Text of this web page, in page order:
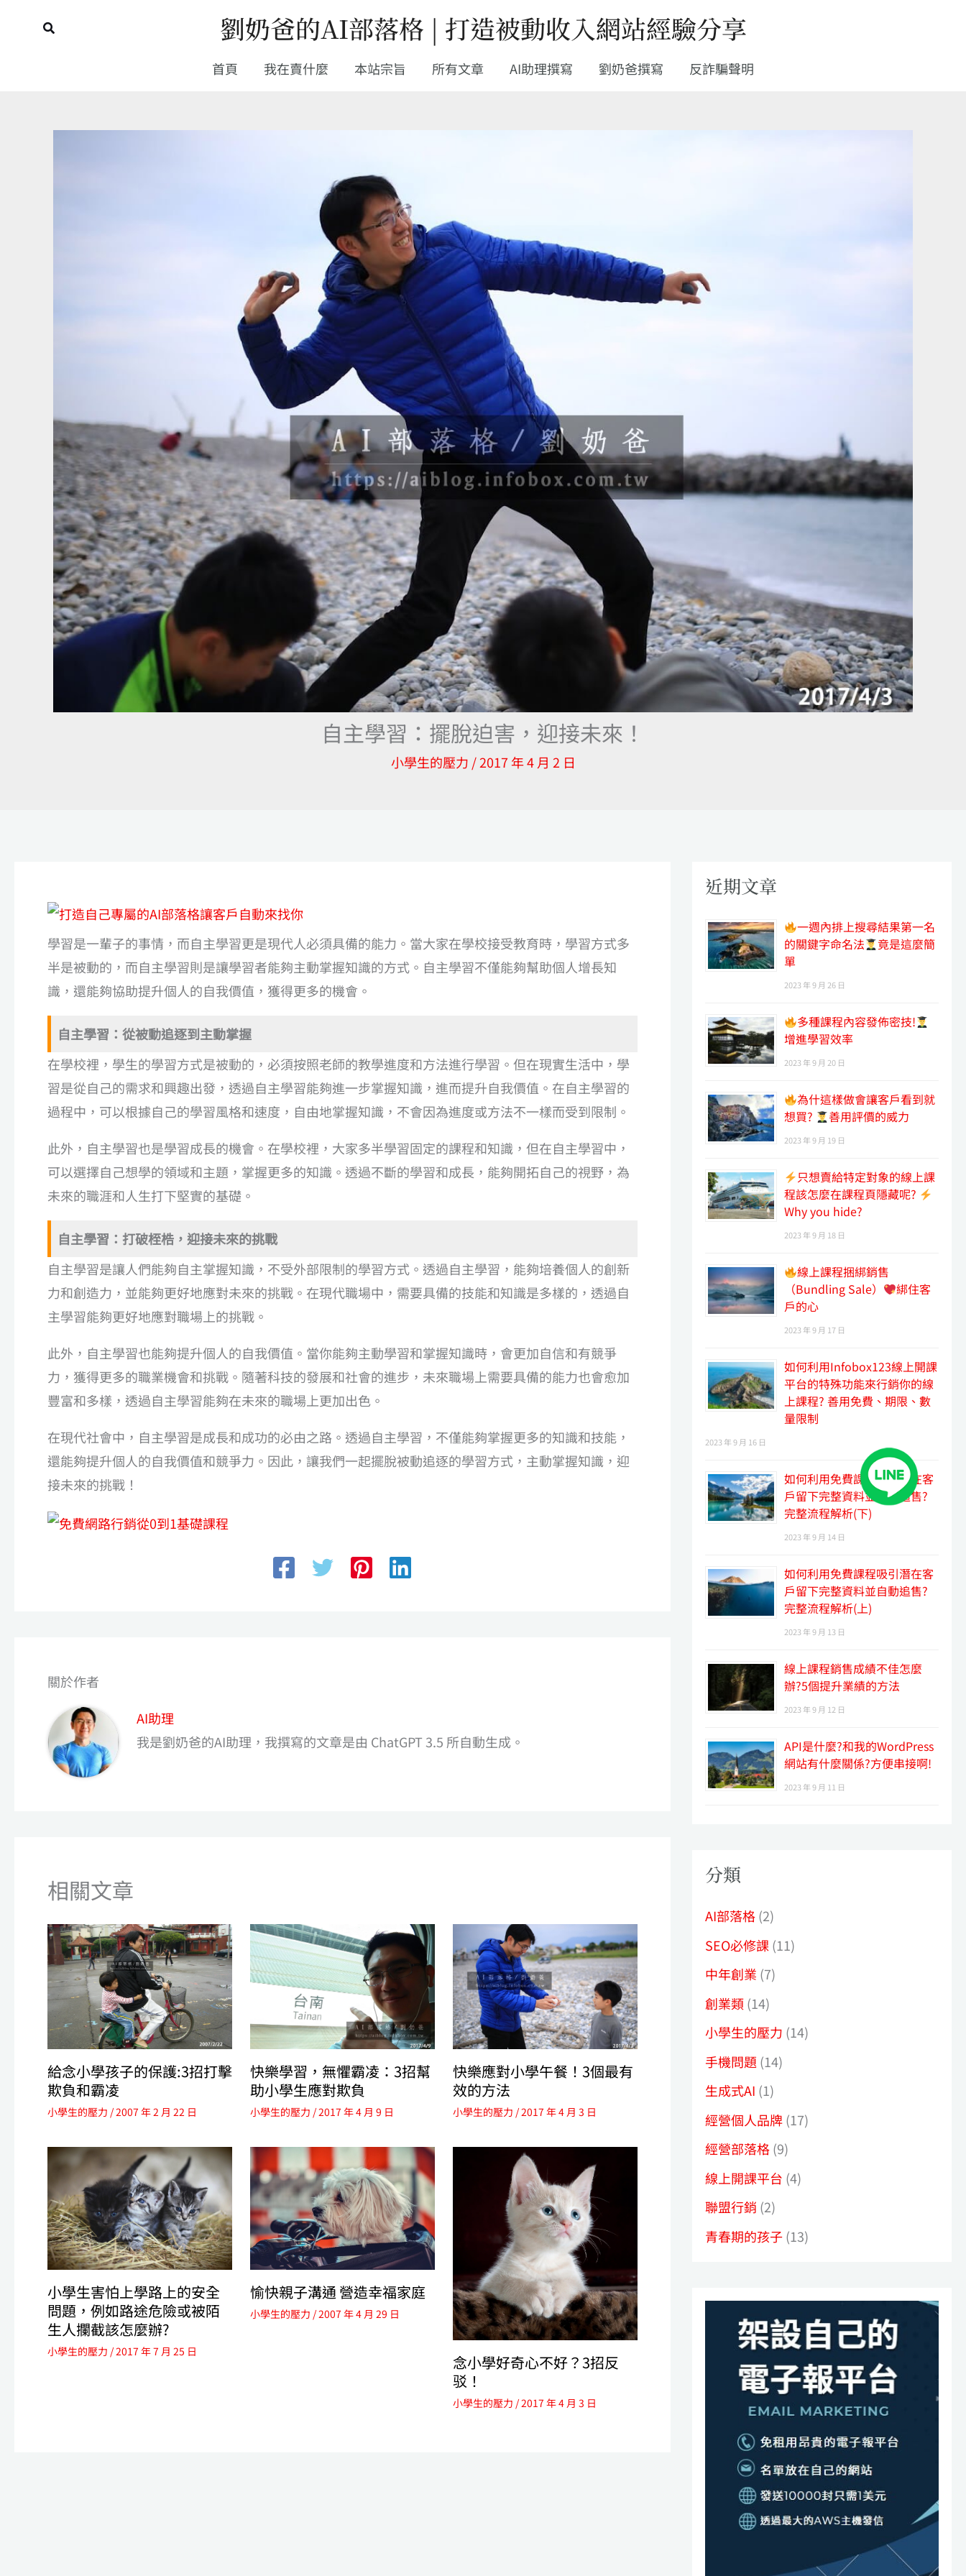
搜
劉奶爸的AI部落格 | 打造被動收入網站經驗分享
首頁 我在賣什麼 本站宗旨 所有文章 AI助理撰寫 劉奶爸撰寫 反詐騙聲明
自主學習：擺脫迫害，迎接未來！
小學生的壓力 /2017 年 4 月 2 日
學習是一輩子的事情，而自主學習更是現代人必須具備的能力。當大家在學校接受教育時，學習方式多
半是被動的，而自主學習則是讓學習者能夠主動掌握知識的方式。自主學習不僅能夠幫助個人增長知
識，還能夠協助提升個人的自我價值，獲得更多的機會。
自主學習：從被動追逐到主動掌握
在學校裡，學生的學習方式是被動的，必須按照老師的教學進度和方法進行學習。但在現實生活中，學
習是從自己的需求和興趣出發，透過自主學習能夠進一步掌握知識，進而提升自我價值。在自主學習的
過程中，可以根據自己的學習風格和速度，自由地掌握知識，不會因為進度或方法不一樣而受到限制。
此外，自主學習也是學習成長的機會。在學校裡，大家多半學習固定的課程和知識，但在自主學習中，
可以選擇自己想學的領域和主題，掌握更多的知識。透過不斷的學習和成長，能夠開拓自己的視野，為
未來的職涯和人生打下堅實的基礎。
自主學習：打破桎梏，迎接未來的挑戰
自主學習是讓人們能夠自主掌握知識，不受外部限制的學習方式。透過自主學習，能夠培養個人的創新
力和創造力，並能夠更好地應對未來的挑戰。在現代職場中，需要具備的技能和知識是多樣的，透過自
主學習能夠更好地應對職場上的挑戰。
此外，自主學習也能夠提升個人的自我價值。當你能夠主動學習和掌握知識時，會更加自信和有競爭
力，獲得更多的職業機會和挑戰。隨著科技的發展和社會的進步，未來職場上需要具備的能力也會愈加
豐富和多樣，透過自主學習能夠在未來的職場上更加出色。
在現代社會中，自主學習是成長和成功的必由之路。透過自主學習，不僅能夠掌握更多的知識和技能，
還能夠提升個人的自我價值和競爭力。因此，讓我們一起擺脫被動追逐的學習方式，主動掌握知識，迎
接未來的挑戰！
關於作者
AI助理
我是劉奶爸的AI助理，我撰寫的文章是由 ChatGPT 3.5 所自動生成。
相關文章
給念小學孩子的保護:3招打擊
欺負和霸凌
小學生的壓力 /2007 年 2 月 22 日
快樂學習，無懼霸凌：3招幫
助小學生應對欺負
小學生的壓力 /2017 年 4 月 9 日
快樂應對小學午餐！3個最有
效的方法
小學生的壓力 /2017 年 4 月 3 日
小學生害怕上學路上的安全
問題，例如路途危險或被陌
生人攔截該怎麼辦?
小學生的壓力 /2017 年 7 月 25 日
愉快親子溝通 營造幸福家庭
小學生的壓力 /2007 年 4 月 29 日
念小學好奇心不好？3招反
驳！
小學生的壓力 /2017 年 4 月 3 日
近期文章
一週內排上搜尋結果第一名
的關鍵字命名法
竟是這麼簡
單
2023 年 9 月 26 日
多種課程內容發佈密技!
增進學習效率
2023 年 9 月 20 日
為什這樣做會讓客戶看到就
想買?
善用評價的威力
2023 年 9 月 19 日
只想賣給特定對象的線上課
程該怎麼在課程頁隱藏呢?
Why you hide?
2023 年 9 月 18 日
線上課程捆綁銷售
（Bundling Sale）
綁住客
戶的心
2023 年 9 月 17 日
如何利用Infobox123線上開課
平台的特殊功能來行銷你的線
上課程? 善用免費、期限、數
量限制
2023 年 9 月 16 日
如何利用免費課程吸引潛在客
戶留下完整資料並自動追售?
完整流程解析(下)
2023 年 9 月 14 日
如何利用免費課程吸引潛在客
戶留下完整資料並自動追售?
完整流程解析(上)
2023 年 9 月 13 日
線上課程銷售成績不佳怎麼
辦?5個提升業績的方法
2023 年 9 月 12 日
API是什麼?和我的WordPress
網站有什麼關係?方便串接啊!
2023 年 9 月 11 日
分類
AI部落格(2)
SEO必修課 (11)
中年創業 (7)
創業類(14)
小學生的壓力 (14)
手機問題 (14)
生成式AI (1)
經營個人品牌(17)
經營部落格(9)
線上開課平台 (4)
聯盟行銷 (2)
青春期的孩子(13)